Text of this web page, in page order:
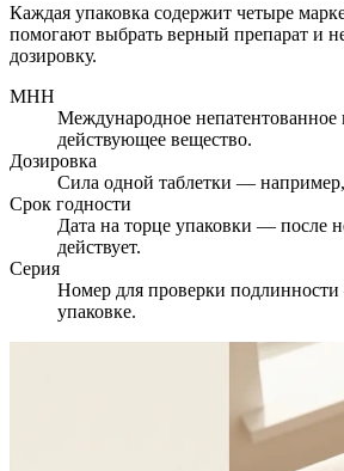
Каждая упаковка содержит четыре
помогают выбрать верный препарат и
дозировку.
МНН
Международное
действующее вещество.
Дозировка
Сила одной таблетки —
Срок годности
Дата на торце упаковки — после
действует.
Серия
Номер для проверки
упаковке.